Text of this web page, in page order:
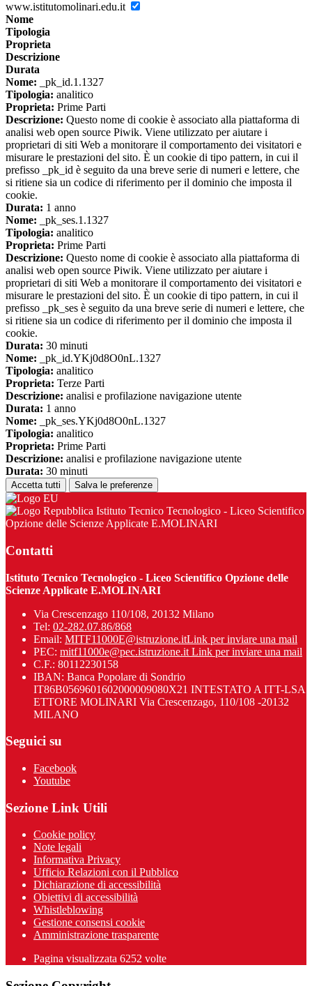
www.istitutomolinari.edu.it
Nome
Tipologia
Proprieta
Descrizione
Durata
Nome: _pk_id.1.1327
Tipologia: analitico
Proprieta: Prime Parti
Descrizione: Questo nome di cookie è associato alla piattaforma di
analisi web open source Piwik. Viene utilizzato per aiutare i
proprietari di siti Web a monitorare il comportamento dei visitatori e
misurare le prestazioni del sito. È un cookie di tipo pattern, in cui il
prefisso _pk_id è seguito da una breve serie di numeri e lettere, che
si ritiene sia un codice di riferimento per il dominio che imposta il
cookie.
Durata: 1 anno
Nome: _pk_ses.1.1327
Tipologia: analitico
Proprieta: Prime Parti
Descrizione: Questo nome di cookie è associato alla piattaforma di
analisi web open source Piwik. Viene utilizzato per aiutare i
proprietari di siti Web a monitorare il comportamento dei visitatori e
misurare le prestazioni del sito. È un cookie di tipo pattern, in cui il
prefisso _pk_ses è seguito da una breve serie di numeri e lettere, che
si ritiene sia un codice di riferimento per il dominio che imposta il
cookie.
Durata: 30 minuti
Nome: _pk_id.YKj0d8O0nL.1327
Tipologia: analitico
Proprieta: Terze Parti
Descrizione: analisi e profilazione navigazione utente
Durata: 1 anno
Nome: _pk_ses.YKj0d8O0nL.1327
Tipologia: analitico
Proprieta: Prime Parti
Descrizione: analisi e profilazione navigazione utente
Durata: 30 minuti
Accetta tutti Salva le preferenze
Istituto Tecnico Tecnologico - Liceo Scientifico
Opzione delle Scienze Applicate E.MOLINARI
Contatti
Istituto Tecnico Tecnologico - Liceo Scientifico Opzione delle
Scienze Applicate E.MOLINARI
Via Crescenzago 110/108, 20132 Milano
Tel: 02-282.07.86/868
Email: MITF11000E@istruzione.itLink per inviare una mail
PEC: mitf11000e@pec.istruzione.it Link per inviare una mail
C.F.: 80112230158
IBAN: Banca Popolare di Sondrio
IT86B0569601602000009080X21 INTESTATO A ITT-LSA
ETTORE MOLINARI Via Crescenzago, 110/108 -20132
MILANO
Seguici su
Facebook
Youtube
Sezione Link Utili
Cookie policy
Note legali
Informativa Privacy
Ufficio Relazioni con il Pubblico
Dichiarazione di accessibilità
Obiettivi di accessibilità
Whistleblowing
Gestione consensi cookie
Amministrazione trasparente
Pagina visualizzata 6252 volte